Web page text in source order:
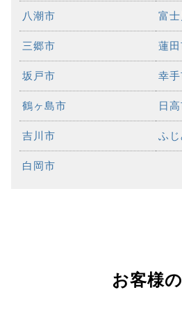
八潮市 富
三郷市 蓮
坂戸市 幸
鶴ヶ島市 日
吉川市 ふ
白岡市
お客様